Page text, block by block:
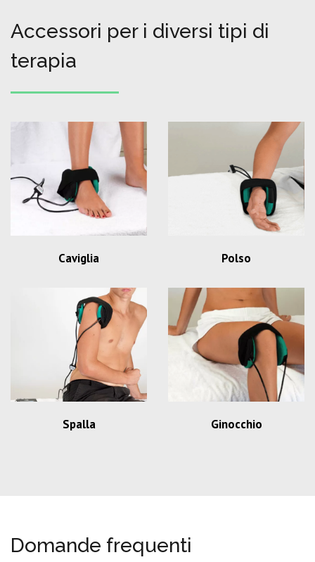
Accessori per i diversi tipi di
terapia
Caviglia Polso
Spalla Ginocchio
Domande frequenti